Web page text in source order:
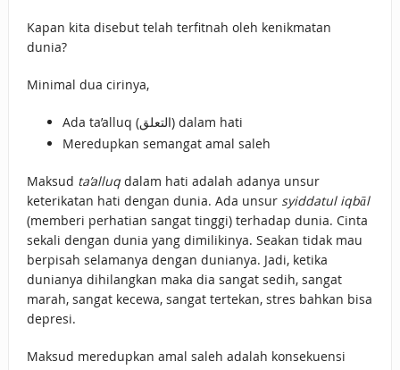
Kapan kita disebut telah terfitnah oleh kenikmatan
dunia?
Minimal dua cirinya,
Ada ta’alluq (التعلق) dalam hati
Meredupkan semangat amal saleh
Maksud ta’alluqdalam hati adalah adanya unsur
keterikatan hati dengan dunia. Ada unsur syiddatul iqbāl
(memberi perhatian sangat tinggi) terhadap dunia. Cinta
sekali dengan dunia yang dimilikinya. Seakan tidak mau
berpisah selamanya dengan dunianya. Jadi, ketika
dunianya dihilangkan maka dia sangat sedih, sangat
marah, sangat kecewa, sangat tertekan, stres bahkan bisa
depresi.
Maksud meredupkan amal saleh adalah konsekuensi